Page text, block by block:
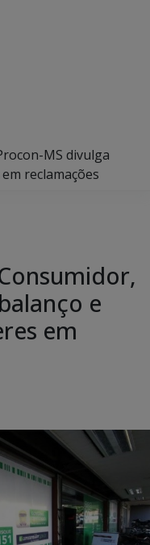
MS divulga
reclamações
e
em